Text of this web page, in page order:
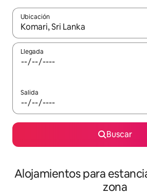
Ubicación
Cuando los resultados estén
Llegada
Salida
Buscar
Alojamientos para
zona